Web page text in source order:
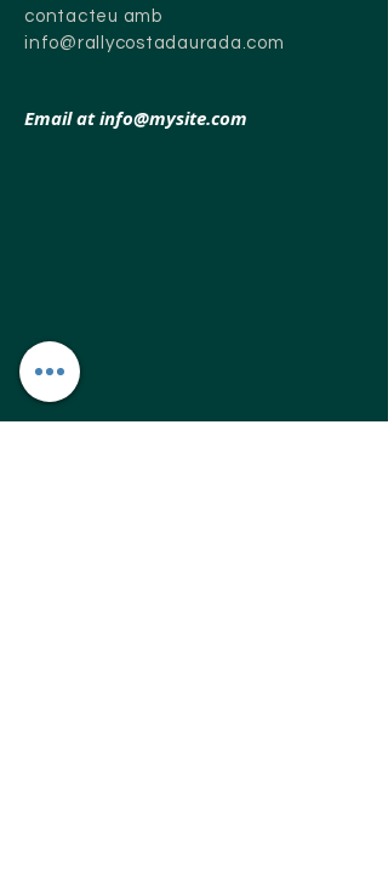
contacteu amb
info@rallycostadaurada.com
Email atinfo@mysite.com